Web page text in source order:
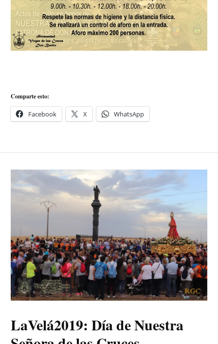
Comparte esto:
Facebook X WhatsApp
LaVelá2019: Día de Nuestra